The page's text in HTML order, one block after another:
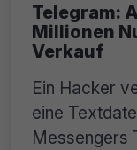
Telegram:
Millionen
Verkauf
Ein Hacker
eine
Messengers